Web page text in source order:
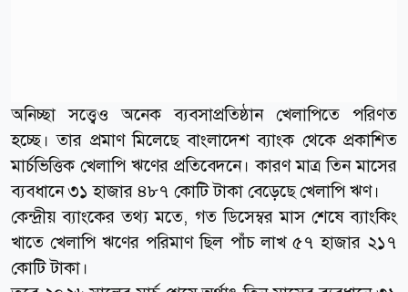
অনিচ্ছা সত্ত্বেও অনেক ব্যবসাপ্রতিষ্ঠান খেলাপিতে পরিণত
হচ্ছে। তার প্রমাণ মিলেছে বাংলাদেশ ব্যাংক থেকে প্রকাশিত
মার্চভিত্তিক খেলাপি ঋণের প্রতিবেদনে। কারণ মাত্র তিন মাসের
ব্যবধানে ৩১ হাজার ৪৮৭ কোটি টাকা বেড়েছে খেলাপি ঋণ।
কেন্দ্রীয় ব্যাংকের তথ্য মতে, গত ডিসেম্বর মাস শেষে ব্যাংকিং
খাতে খেলাপি ঋণের পরিমাণ ছিল পাঁচ লাখ ৫৭ হাজার ২১৭
কোটি টাকা।